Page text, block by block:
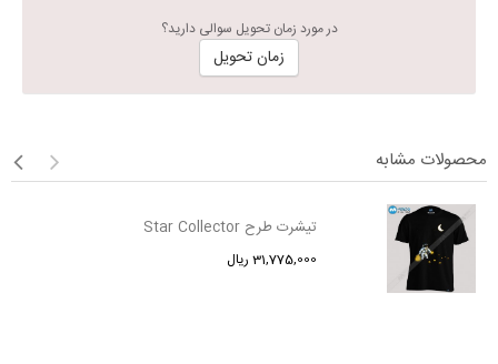
در مورد زمان تحویل سوالی دارید؟
زمان تحویل
محصولات مشابه
تیشرت طرح Star Collector
31,775,000 ریال